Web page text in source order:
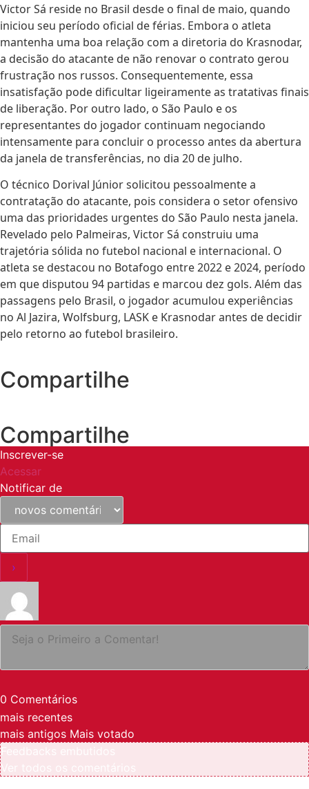
Victor Sá reside no Brasil desde o final de maio, quando
iniciou seu período oficial de férias. Embora o atleta
mantenha uma boa relação com a diretoria do Krasnodar,
a decisão do atacante de não renovar o contrato gerou
frustração nos russos. Consequentemente, essa
insatisfação pode dificultar ligeiramente as tratativas finais
de liberação. Por outro lado, o São Paulo e os
representantes do jogador continuam negociando
intensamente para concluir o processo antes da abertura
da janela de transferências, no dia 20 de julho.
O técnico Dorival Júnior solicitou pessoalmente a
contratação do atacante, pois considera o setor ofensivo
uma das prioridades urgentes do São Paulo nesta janela.
Revelado pelo Palmeiras, Victor Sá construiu uma
trajetória sólida no futebol nacional e internacional. O
atleta se destacou no Botafogo entre 2022 e 2024, período
em que disputou 94 partidas e marcou dez gols. Além das
passagens pelo Brasil, o jogador acumulou experiências
no Al Jazira, Wolfsburg, LASK e Krasnodar antes de decidir
pelo retorno ao futebol brasileiro.
Compartilhe
Compartilhe
Inscrever-se
Acessar
Notificar de
0 Comentários
mais recentes
mais antigos Mais votado